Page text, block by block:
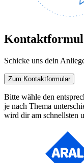
Schicke uns dein
Zum Kontaktformular
Bitte wähle den
je nach Thema
wird dir am schnellsten